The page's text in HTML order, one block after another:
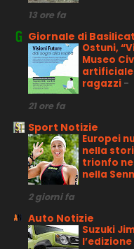
13 ore fa
Giornale di
Ostuni,
Museo
artificiale
ragazzi -
21 ore fa
Sport Notizie
Europei
nella
trionfo
nella
2 giorni fa
Auto Notizie
Suzuki